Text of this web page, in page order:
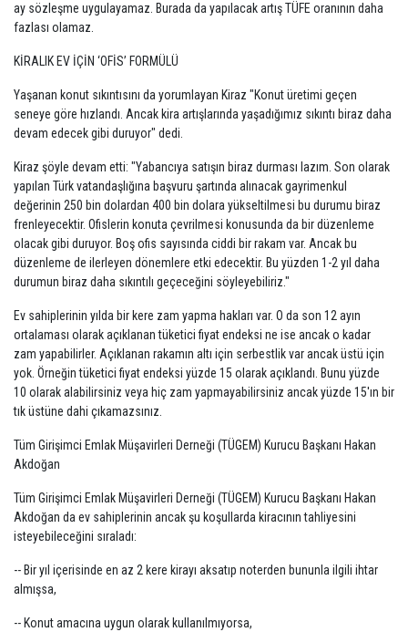
ay sözleşme uygulayamaz. Burada da yapılacak artış TÜFE oranının daha
fazlası olamaz.
KİRALIK EV İÇİN ‘OFİS’ FORMÜLÜ
Yaşanan konut sıkıntısını da yorumlayan Kiraz "Konut üretimi geçen
seneye göre hızlandı. Ancak kira artışlarında yaşadığımız sıkıntı biraz daha
devam edecek gibi duruyor" dedi.
Kiraz şöyle devam etti: "Yabancıya satışın biraz durması lazım. Son olarak
yapılan Türk vatandaşlığına başvuru şartında alınacak gayrimenkul
değerinin 250 bin dolardan 400 bin dolara yükseltilmesi bu durumu biraz
frenleyecektir. Ofislerin konuta çevrilmesi konusunda da bir düzenleme
olacak gibi duruyor. Boş ofis sayısında ciddi bir rakam var. Ancak bu
düzenleme de ilerleyen dönemlere etki edecektir. Bu yüzden 1-2 yıl daha
durumun biraz daha sıkıntılı geçeceğini söyleyebiliriz."
Ev sahiplerinin yılda bir kere zam yapma hakları var. O da son 12 ayın
ortalaması olarak açıklanan tüketici fiyat endeksi ne ise ancak o kadar
zam yapabilirler. Açıklanan rakamın altı için serbestlik var ancak üstü için
yok. Örneğin tüketici fiyat endeksi yüzde 15 olarak açıklandı. Bunu yüzde
10 olarak alabilirsiniz veya hiç zam yapmayabilirsiniz ancak yüzde 15'ın bir
tık üstüne dahi çıkamazsınız.
Tüm Girişimci Emlak Müşavirleri Derneği (TÜGEM) Kurucu Başkanı Hakan
Akdoğan
Tüm Girişimci Emlak Müşavirleri Derneği (TÜGEM) Kurucu Başkanı Hakan
Akdoğan da ev sahiplerinin ancak şu koşullarda kiracının tahliyesini
isteyebileceğini sıraladı:
-- Bir yıl içerisinde en az 2 kere kirayı aksatıp noterden bununla ilgili ihtar
almışsa,
-- Konut amacına uygun olarak kullanılmıyorsa,